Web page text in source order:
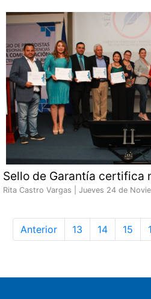
Sello de Garantía certifica
Rita Castro Vargas | Jueves 24 de
Anterior 13 14 15